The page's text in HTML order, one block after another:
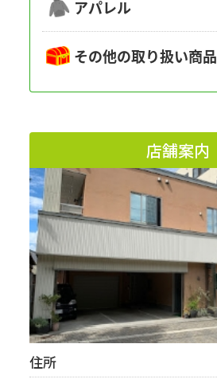
アパレル
その他の取り扱い商品
店舗案内
住所